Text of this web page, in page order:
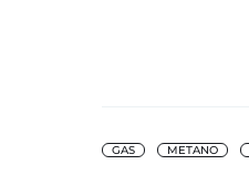
GAS METANO